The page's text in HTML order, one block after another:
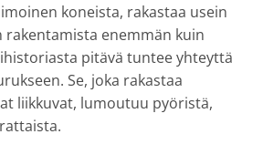
koneista, rakastaa usein
enemmän kuin
pitävä tuntee yhteyttä
Se, joka rakastaa
liikkuvat, lumoutuu pyöristä,